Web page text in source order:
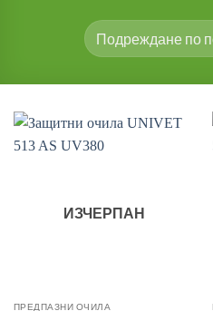
ИЗЧЕРПАН
ПРЕДПАЗНИ ОЧИЛА